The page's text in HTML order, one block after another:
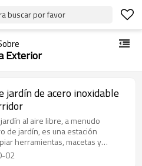
buscar por favor
Exterior
jardín de acero inoxidable
al aire libre, a menudo
de jardín, es una estación
herramientas, macetas y
en su propio jardín.
02